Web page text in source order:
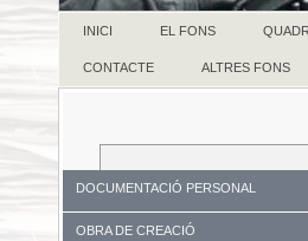
INICI EL FONS
CONTACTE ALTRES FONS
DOCUMENTACIÓ PERSONAL
OBRA DE CREACIÓ